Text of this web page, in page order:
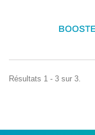
Résultats 1 - 3 sur 3.